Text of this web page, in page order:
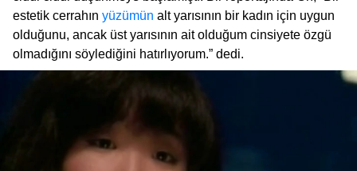
estetik cerrahın yüzümün alt yarısının bir kadın için uygun
olduğunu, ancak üst yarısının ait olduğum cinsiyete özgü
olmadığını söylediğini hatırlıyorum.” dedi.